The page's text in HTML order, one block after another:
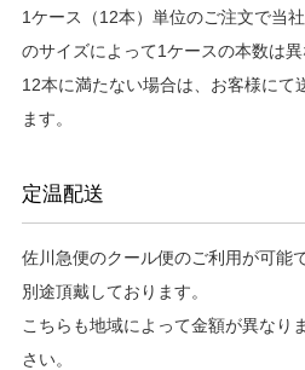
1ケース（12本）単位のご注文で当
のサイズによって1ケースの本数は異
12本に満たない場合は、お客様にて
ます。
定温配送
佐川急便のクール便のご利用が可能
別途頂戴しております。
こちらも地域によって金額が異なり
さい。